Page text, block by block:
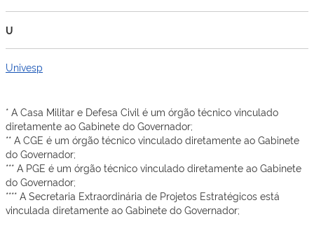
U
Univesp
* A Casa Militar e Defesa Civil é um órgão técnico vinculado
diretamente ao Gabinete do Governador;
** A CGE é um órgão técnico vinculado diretamente ao Gabinete
do Governador;
*** A PGE é um órgão técnico vinculado diretamente ao Gabinete
do Governador;
**** A Secretaria Extraordinária de Projetos Estratégicos está
vinculada diretamente ao Gabinete do Governador;